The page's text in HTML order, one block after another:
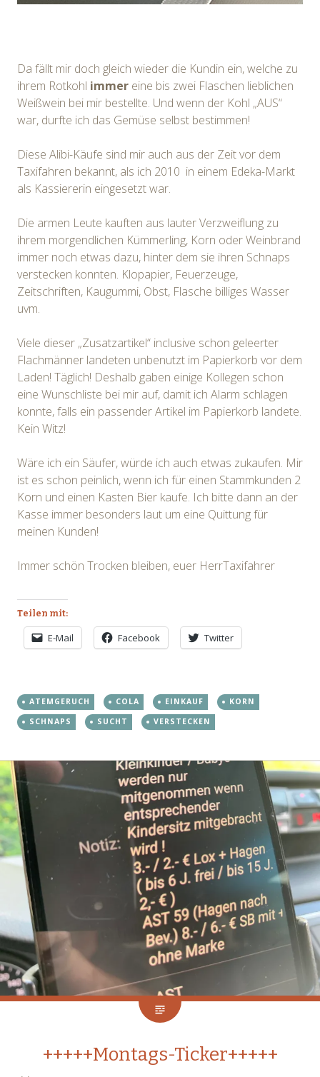
Da fällt mir doch gleich wieder die Kundin ein, welche zu
ihrem Rotkohl immer eine bis zwei Flaschen lieblichen
Weißwein bei mir bestellte. Und wenn der Kohl „AUS“
war, durfte ich das Gemüse selbst bestimmen!
Diese Alibi-Käufe sind mir auch aus der Zeit vor dem
Taxifahren bekannt, als ich 2010 in einem Edeka-Markt
als Kassiererin eingesetzt war.
Die armen Leute kauften aus lauter Verzweiflung zu
ihrem morgendlichen Kümmerling, Korn oder Weinbrand
immer noch etwas dazu, hinter dem sie ihren Schnaps
verstecken konnten. Klopapier, Feuerzeuge,
Zeitschriften, Kaugummi, Obst, Flasche billiges Wasser
uvm.
Viele dieser „Zusatzartikel“ inclusive schon geleerter
Flachmänner landeten unbenutzt im Papierkorb vor dem
Laden! Täglich! Deshalb gaben einige Kollegen schon
eine Wunschliste bei mir auf, damit ich Alarm schlagen
konnte, falls ein passender Artikel im Papierkorb landete.
Kein Witz!
Wäre ich ein Säufer, würde ich auch etwas zukaufen. Mir
ist es schon peinlich, wenn ich für einen Stammkunden 2
Korn und einen Kasten Bier kaufe. Ich bitte dann an der
Kasse immer besonders laut um eine Quittung für
meinen Kunden!
Immer schön Trocken bleiben, euer HerrTaxifahrer
Teilen mit:
E-Mail Facebook Twitter
ATEMGERUCH COLA EINKAUF
KORN
SCHNAPS
SUCHT VERSTECKEN
+++++Montags-Ticker+++++